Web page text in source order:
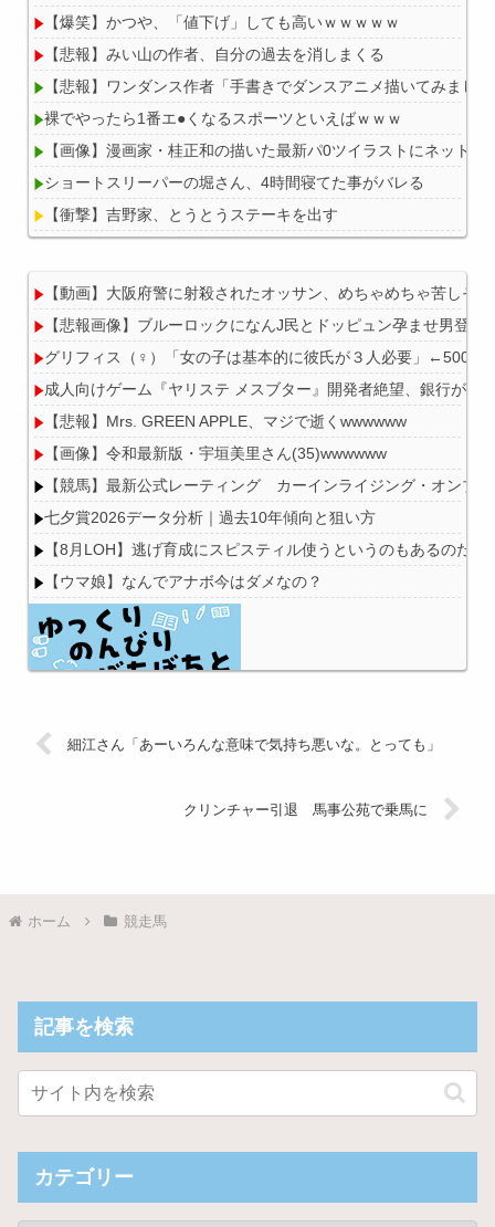
【爆笑】かつや、「値下げ」しても高いｗｗｗｗｗ
【悲報】みい山の作者、自分の過去を消しまくる
【悲報】ワンダンス作者「手書きでダンスアニメ描いてみま
裸でやったら1番エ●くなるスポーツといえばｗｗｗ
【画像】漫画家・桂正和の描いた最新パ0ツイラストにネット
ショートスリーパーの堀さん、4時間寝てた事がバレる
【衝撃】吉野家、とうとうステーキを出す
Powered by livedoor 相互RSS
【動画】大阪府警に射殺されたオッサン、めちゃめちゃ苦しそ
【悲報画像】ブルーロックになんJ民とドッピュン孕ませ男登場
グリフィス（♀）「女の子は基本的に彼氏が３人必要」←500万
成人向けゲーム『ヤリステ メスブター』開発者絶望、銀行が
【悲報】Mrs. GREEN APPLE、マジで逝くwwwwww
【画像】令和最新版・宇垣美里さん(35)wwwwww
【競馬】最新公式レーティング カーインライジング・オン
七夕賞2026データ分析｜過去10年傾向と狙い方
【8月LOH】逃げ育成にスピスティル使うというのもあるのだな
【ウマ娘】なんでアナボ今はダメなの？
細江さん「あーいろんな意味で気持ち悪いな。とっても」
クリンチャー引退 馬事公苑で乗馬に
ホーム 競走馬
記事を検索
カテゴリー